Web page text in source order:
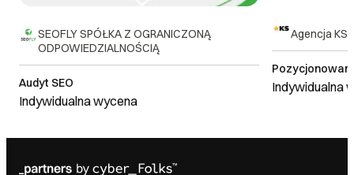
SEOFLY SPÓŁKA Z OGRANICZONĄ
ODPOWIEDZIALNOŚCIĄ
Audyt SEO
Indywidualna wycena
Agencja KS
Indywidualna